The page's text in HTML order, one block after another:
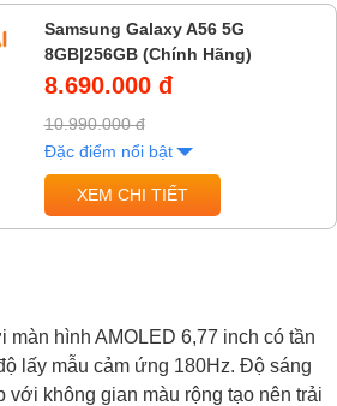
Samsung Galaxy A56 5G
8GB|256GB (Chính Hãng)
8.690.000 đ
10.990.000 đ
Đặc điểm nổi bật
XEM CHI TIẾT
màn hình AMOLED 6,77 inch có tần
lấy mẫu cảm ứng 180Hz. Độ sáng
với không gian màu rộng tạo nên trải